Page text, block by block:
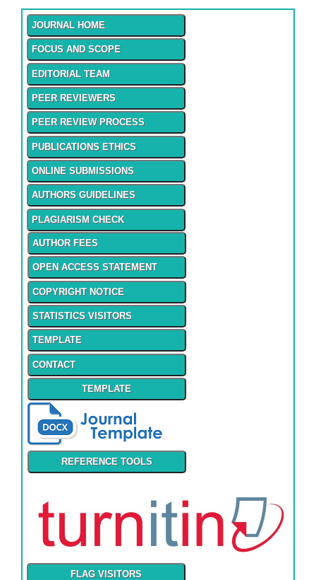
JOURNAL HOME
FOCUS AND SCOPE
EDITORIAL TEAM
PEER REVIEWERS
PEER REVIEW PROCESS
PUBLICATIONS ETHICS
ONLINE SUBMISSIONS
AUTHORS GUIDELINES
PLAGIARISM CHECK
AUTHOR FEES
OPEN ACCESS STATEMENT
COPYRIGHT NOTICE
STATISTICS VISITORS
TEMPLATE
CONTACT
TEMPLATE
REFERENCE TOOLS
FLAG VISITORS